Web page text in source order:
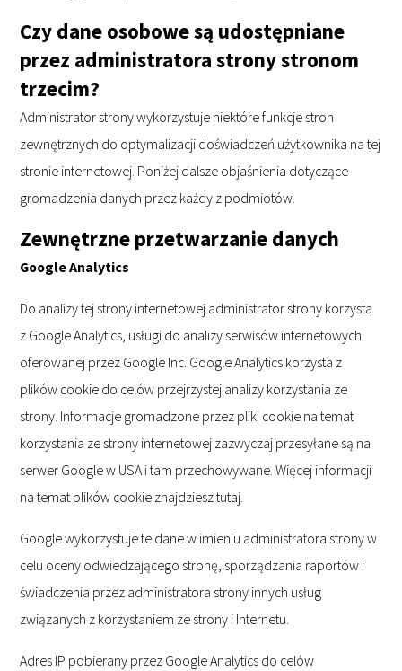
Czy dane osobowe są udostępniane
przez administratora strony stronom
trzecim?
Administrator strony wykorzystuje niektóre funkcje stron
zewnętrznych do optymalizacji doświadczeń użytkownika na tej
stronie internetowej. Poniżej dalsze objaśnienia dotyczące
gromadzenia danych przez każdy z podmiotów.
Zewnętrzne przetwarzanie danych
Google Analytics
Do analizy tej strony internetowej administrator strony korzysta
z Google Analytics, usługi do analizy serwisów internetowych
oferowanej przez Google Inc. Google Analytics korzysta z
plików cookie do celów przejrzystej analizy korzystania ze
strony. Informacje gromadzone przez pliki cookie na temat
korzystania ze strony internetowej zazwyczaj przesyłane są na
serwer Google w USA i tam przechowywane. Więcej informacji
na temat plików cookie znajdziesz tutaj.
Google wykorzystuje te dane w imieniu administratora strony w
celu oceny odwiedzającego stronę, sporządzania raportów i
świadczenia przez administratora strony innych usług
związanych z korzystaniem ze strony i Internetu.
Adres IP pobierany przez Google Analytics do celów